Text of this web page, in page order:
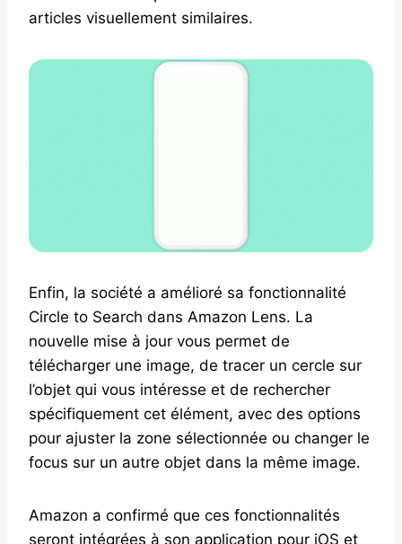
articles visuellement similaires.
Enfin, la société a amélioré sa fonctionnalité
Circle to Search dans Amazon Lens. La
nouvelle mise à jour vous permet de
télécharger une image, de tracer un cercle sur
l’objet qui vous intéresse et de rechercher
spécifiquement cet élément, avec des options
pour ajuster la zone sélectionnée ou changer le
focus sur un autre objet dans la même image.
Amazon a confirmé que ces fonctionnalités
seront intégrées à son application pour iOS et